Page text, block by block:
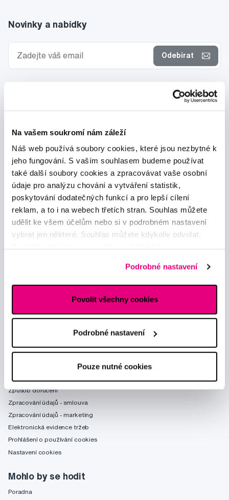
Na vašem soukromí nám záleží
Náš web používá soubory cookies, které jsou nezbytné k
jeho fungování. S vaším souhlasem budeme používat
také další soubory cookies a zpracovávat vaše osobní
údaje pro analýzu chování a vytváření statistik,
poskytování dodatečných funkcí a pro lepší cílení
reklam, a to i na webech třetích stran. Souhlas můžete
udělit ke všem účelům nebo si v podrobném nastavení
vybrat jen některé. Souhlas můžete kdykoliv odvolat.
Podrobné nastavení
Povolit všechny cookies
Podrobné nastavení
Pouze nutné cookies
Způsob doručení
Zpracování údajů - smlouva
Zpracování údajů - marketing
Elektronická evidence tržeb
Prohlášení o používání cookies
Nastavení cookies
Mohlo by se hodit
Poradna
Novinky a nabídky
Odebírat
pro tyto účely.